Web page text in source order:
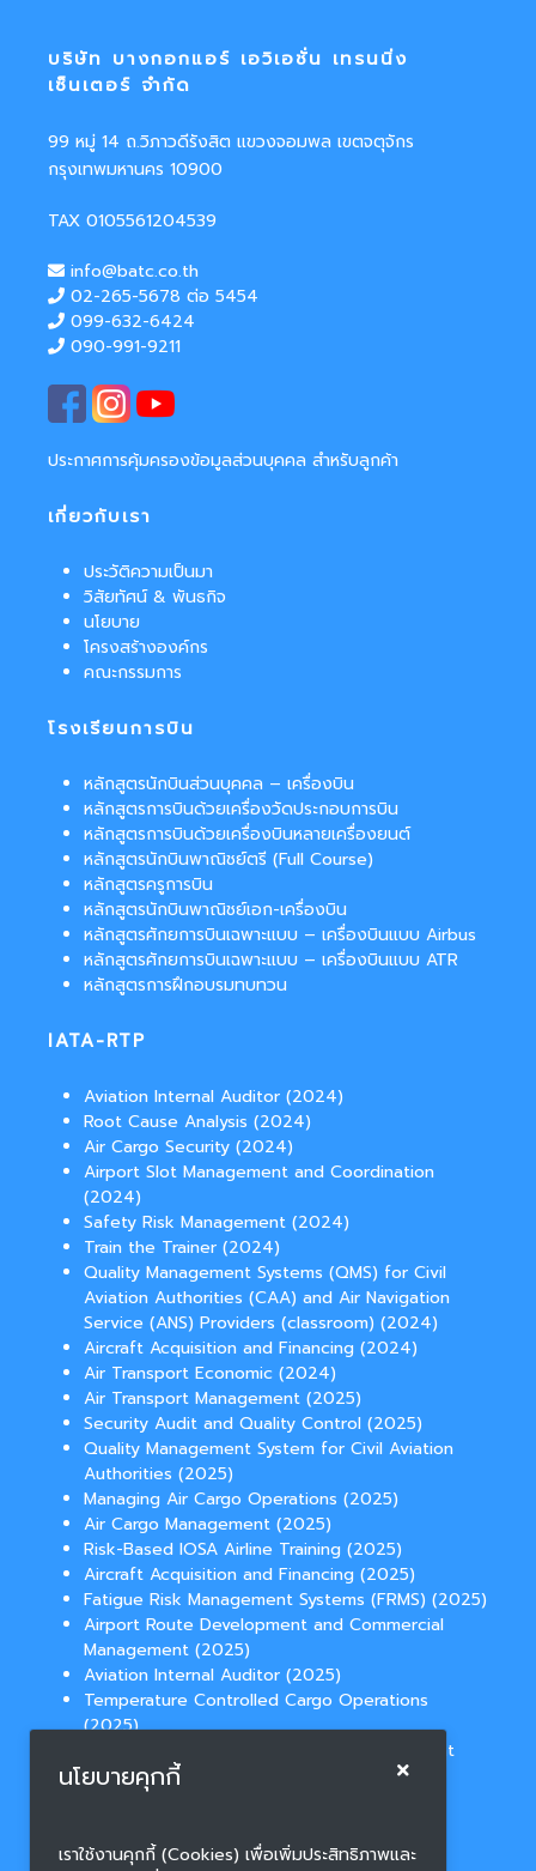
บริษัท บางกอกแอร์ เอวิเอชั่น เทรนนิ่ง
เซ็นเตอร์ จำกัด
99 หมู่ 14 ถ.วิภาวดีรังสิต แขวงจอมพล เขตจตุจักร
กรุงเทพมหานคร 10900
TAX 0105561204539
info@batc.co.th
02-265-5678 ต่อ 5454
099-632-6424
090-991-9211
ประกาศการคุ้มครองข้อมูลส่วนบุคคล สำหรับลูกค้า
เกี่ยวกับเรา
ประวัติความเป็นมา
วิสัยทัศน์ & พันธกิจ
นโยบาย
โครงสร้างองค์กร
คณะกรรมการ
โรงเรียนการบิน
หลักสูตรนักบินส่วนบุคคล – เครื่องบิน
หลักสูตรการบินด้วยเครื่องวัดประกอบการบิน
หลักสูตรการบินด้วยเครื่องบินหลายเครื่องยนต์
หลักสูตรนักบินพาณิชย์ตรี (Full Course)
หลักสูตรครูการบิน
หลักสูตรนักบินพาณิชย์เอก-เครื่องบิน
หลักสูตรศักยการบินเฉพาะแบบ – เครื่องบินแบบ Airbus
หลักสูตรศักยการบินเฉพาะแบบ – เครื่องบินแบบ ATR
หลักสูตรการฝึกอบรมทบทวน
IATA-RTP
Aviation Internal Auditor (2024)
Root Cause Analysis (2024)
Air Cargo Security (2024)
Airport Slot Management and Coordination
(2024)
Safety Risk Management (2024)
Train the Trainer (2024)
Quality Management Systems (QMS) for Civil
Aviation Authorities (CAA) and Air Navigation
Service (ANS) Providers (classroom) (2024)
Aircraft Acquisition and Financing (2024)
Air Transport Economic (2024)
Air Transport Management (2025)
Security Audit and Quality Control (2025)
Quality Management System for Civil Aviation
Authorities (2025)
Managing Air Cargo Operations (2025)
Air Cargo Management (2025)
Risk-Based IOSA Airline Training (2025)
Aircraft Acquisition and Financing (2025)
Fatigue Risk Management Systems (FRMS) (2025)
Airport Route Development and Commercial
Management (2025)
Aviation Internal Auditor (2025)
Temperature Controlled Cargo Operations
(2025)
Aviation Law for Route Network Development
(2025)
นโยบายคุกกี้
เราใช้งานคุกกี้ (Cookies) เพื่อเพิ่มประสิทธิภาพและ